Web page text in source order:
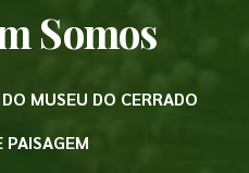
Somos
MUSEU DO CERRADO
PAISAGEM